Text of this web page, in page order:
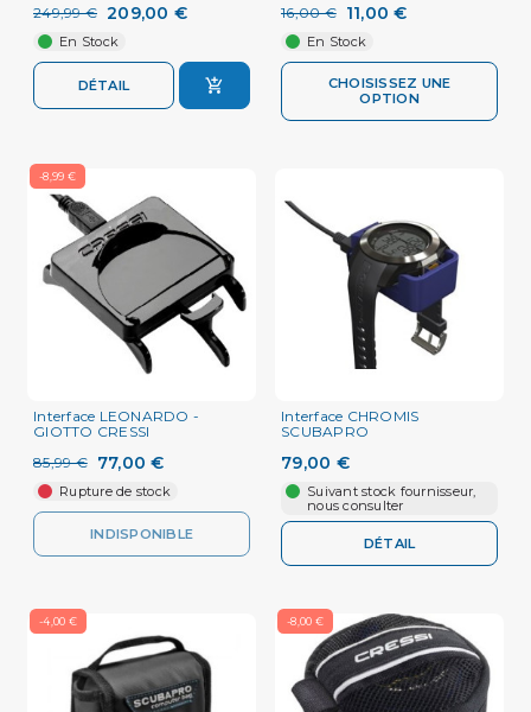
249,99 € 209,00 €
En Stock
DÉTAIL
16,00 € 11,00 €
En Stock
CHOISISSEZ UNE
OPTION
-8,99 €
Interface LEONARDO -
GIOTTO CRESSI
85,99 €
77,00 €
Rupture de stock
INDISPONIBLE
Interface CHROMIS
SCUBAPRO
79,00 €
Suivant stock fournisseur,
nous consulter
DÉTAIL
-4,00 € -8,00 €